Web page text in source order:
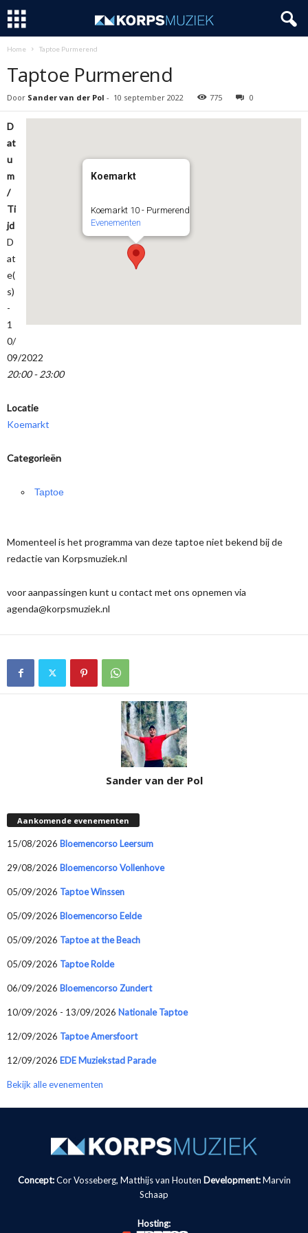
Home Taptoe Purmerend
Taptoe Purmerend
Door Sander van der Pol - 10 september 2022 775 0
Koemarkt
Koemarkt 10 - Purmerend
Evenementen
D
at
u
m
/
Ti
jd
D
at
e(
s)
-
1
0/
09/2022
20:00 - 23:00
Locatie
Koemarkt
Categorieën
Taptoe
Momenteel is het programma van deze taptoe niet bekend bij de
redactie van Korpsmuziek.nl
voor aanpassingen kunt u contact met ons opnemen via
agenda@korpsmuziek.nl
Sander van der Pol
Aankomende evenementen
15/08/2026 Bloemencorso Leersum
29/08/2026 Bloemencorso Vollenhove
05/09/2026 Taptoe Winssen
05/09/2026 Bloemencorso Eelde
05/09/2026 Taptoe at the Beach
05/09/2026 Taptoe Rolde
06/09/2026 Bloemencorso Zundert
10/09/2026 - 13/09/2026 Nationale Taptoe
12/09/2026 Taptoe Amersfoort
12/09/2026 EDE Muziekstad Parade
Bekijk alle evenementen
Concept:Cor Vosseberg, Matthijs van Houten Development: Marvin
Schaap
Hosting: